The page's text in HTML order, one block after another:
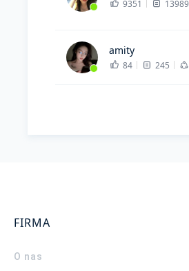
9351 13989
amity
84 245
FIRMA
O nas